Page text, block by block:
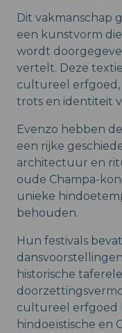
Dit vakmanschap
een kunstvorm
wordt
vertelt. Deze
cultureel erfgoed,
trots en identiteit
Evenzo hebben
een rijke
architectuur en
oude Champa-
unieke
behouden.
Hun festivals
historische
cultureel erfgoed
hindoeïstische en